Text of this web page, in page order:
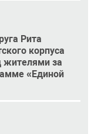
Рита
корпуса
жителями за
«Единой